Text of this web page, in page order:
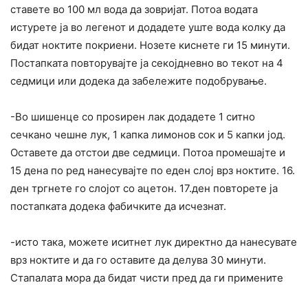
ставете во 100 мл вода да зовријат. Потоа водата
истурете ја во легенот и додадете уште вода колку да
бидат ноктите покриени. Нозете киснете ги 15 минути.
Постапката повторувајте ја секојдневно во текот на 4
седмици или додека да забележите подобрување.
-Во шишенце со проѕирен лак додадете 1 ситно
сечкано чешне лук, 1 капка лимонов сок и 5 капки јод.
Оставете да отстои две седмици. Потоа промешајте и
15 дена по ред нанесувајте по еден слој врз ноктите. 16.
ден тргнете го слојот со ацетон. 17.ден повторете ја
постапката додека фабичките да исчезнат.
-исто така, можете иситнет лук директно да нанесувате
врз ноктите и да го оставите да делува 30 минути.
Стапалата мора да бидат чисти пред да ги примените